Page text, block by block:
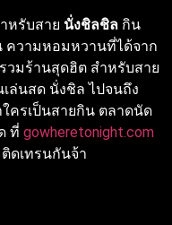
หรับสาย นั่งชิลชิล กิน
ความหอมหวานที่ได้จาก
วมร้านสุดฮิต สำหรับสาย
ล่นสด นั่งชิล ไปจนถึง
ครเป็นสายกิน ตลาดนัด
ที่ gowheretonight.com
ดเทรนกันจ้า